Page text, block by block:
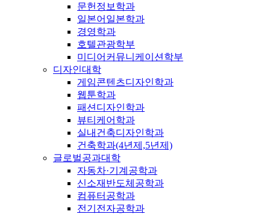
문헌정보학과
일본어일본학과
경영학과
호텔관광학부
미디어커뮤니케이션학부
디자인대학
게임콘텐츠디자인학과
웹툰학과
패션디자인학과
뷰티케어학과
실내건축디자인학과
건축학과(4년제,5년제)
글로벌공과대학
자동차·기계공학과
신소재반도체공학과
컴퓨터공학과
전기전자공학과